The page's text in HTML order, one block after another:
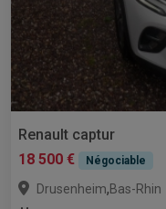
Renault captur
18 500 €
Négociable
Drusenheim,Bas-Rhin